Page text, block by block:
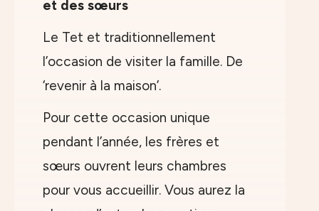
et des sœurs
Le Tet et traditionnellement
l’occasion de visiter la famille. De
‘revenir à la maison’.
Pour cette occasion unique
pendant l’année, les frères et
sœurs ouvrent leurs chambres
pour vous accueillir. Vous aurez la